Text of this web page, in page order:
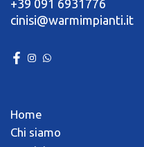
+39 091 6931776
cinisi@warmimpianti.it
Home
Chi siamo